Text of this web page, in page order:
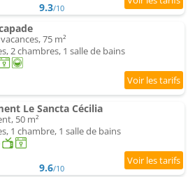
9.3/10
75 m²
2 chambres, 1 salle de bains
Le Sancta Cécilia
50 m²
1 chambre, 1 salle de bains
9.6/10